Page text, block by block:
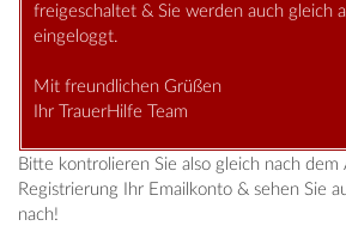
freigeschaltet & Sie werden auch gleich
eingeloggt.
Mit freundlichen Grüßen
Ihr TrauerHilfe Team
Bitte kontrolieren Sie also gleich nach dem
Registrierung Ihr Emailkonto & sehen Sie
nach!